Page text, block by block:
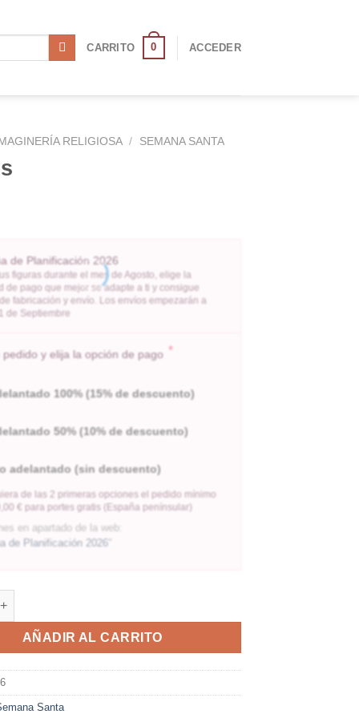
CARRITO 0 ACCEDER
RELIGIOSA / SEMANA SANTA
de Planificación 2026
figuras durante el mes de Agosto, elige la
de pago que mejor se adapte a ti y consigue
fabricación y envío. Los envíos empezarán a
de Septiembre
pedido y elija la opción de pago *
100% (15% de descuento)
50% (10% de descuento)
adelantado (sin descuento)
de las 2 primeras opciones el pedido mínimo
€ para portes gratis (España penínsular)
en apartado de la web:
de Planificación 2026 "
AÑADIR AL CARRITO
Santa